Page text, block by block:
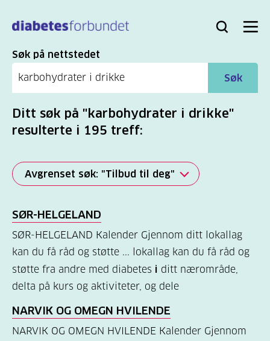
hovedinnhold
Bli
Logg
Søk Meny
Søk
Søk på nettstedet
Søk
Ditt søk på "karbohydrater i drikke"
resulterte i 195 treff:
Avgrenset søk: "Tilbud til deg"
(2277)
Mer
(806)
Kosthold
og
oppskrifter
SØR-HELGELAND
SØR-HELGELAND Kalender Gjennom ditt lokallag
kan du få råd og støtte ... lokallag kan du få råd og
støtte fra andre med diabetes i ditt nærområde,
delta på kurs og aktiviteter, og dele
NARVIK OG OMEGN HVILENDE
NARVIK OG OMEGN HVILENDE Kalender Gjennom